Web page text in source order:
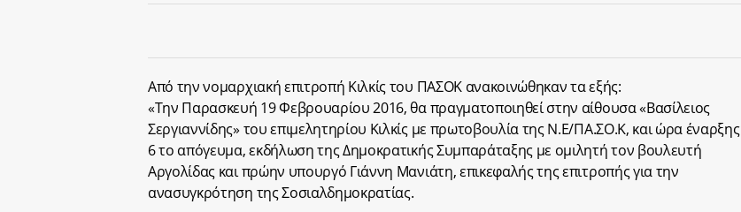
Από την νομαρχιακή επιτροπή Κιλκίς του ΠΑΣΟΚ ανακοινώθηκαν τα εξής:
«Την Παρασκευή 19 Φεβρουαρίου 2016, θα πραγματοποιηθεί στην αίθουσα «Βασίλειος
Σεργιαννίδης» του επιμελητηρίου Κιλκίς με πρωτοβουλία της Ν.Ε/ΠΑ.ΣΟ.Κ, και ώρα έναρξης
6 το απόγευμα, εκδήλωση της Δημοκρατικής Συμπαράταξης με ομιλητή τον βουλευτή
Αργολίδας και πρώην υπουργό Γιάννη Μανιάτη, επικεφαλής της επιτροπής για την
ανασυγκρότηση της Σοσιαλδημοκρατίας.